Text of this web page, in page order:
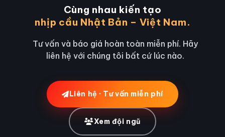
Cùng nhau kiến tạo
nhịp cầu Nhật Bản – Việt Nam.
Tư vấn và báo giá hoàn toàn miễn phí. Hãy
liên hệ với chúng tôi bất cứ lúc nào.
Liên hệ · Tư vấn miễn phí
Xem đội ngũ